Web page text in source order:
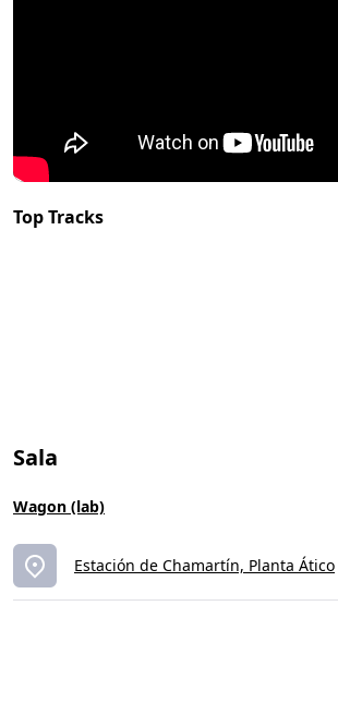
Top Tracks
Sala
Wagon (lab)
Estación de Chamartín, Planta Ático